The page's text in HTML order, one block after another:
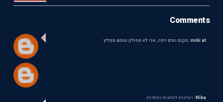
Comments
miki at: מקום נעים ויפה , אני לא מחולון וממש ממליץ
Nika: רעיונות למתנות נחמדות